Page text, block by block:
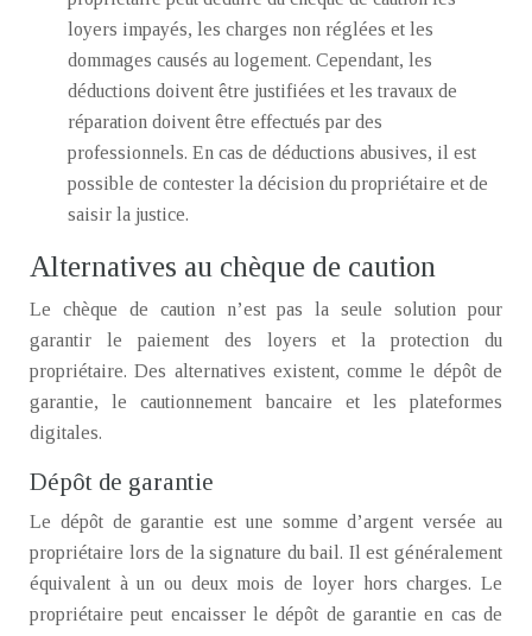
loyers impayés, les charges non réglées et les
dommages causés au logement. Cependant, les
déductions doivent être justifiées et les travaux de
réparation doivent être effectués par des
professionnels. En cas de déductions abusives, il est
possible de contester la décision du propriétaire et de
saisir la justice.
Alternatives au chèque de caution
Le chèque de caution n’est pas la seule solution pour
garantir le paiement des loyers et la protection du
propriétaire. Des alternatives existent, comme le dépôt de
garantie, le cautionnement bancaire et les plateformes
digitales.
Dépôt de garantie
Le dépôt de garantie est une somme d’argent versée au
propriétaire lors de la signature du bail. Il est généralement
équivalent à un ou deux mois de loyer hors charges. Le
propriétaire peut encaisser le dépôt de garantie en cas de